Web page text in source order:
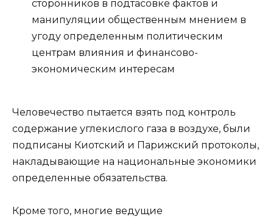
сторонников в подтасовке фактов и
манипуляции общественным мнением в
угоду определенным политическим
центрам влияния и финансово-
экономическим интересам
Человечество пытается взять под контроль
содержание углекислого газа в воздухе, были
подписаны Киотский и Парижский протоколы,
накладывающие на национальные экономики
определенные обязательства.
Кроме того, многие ведущие